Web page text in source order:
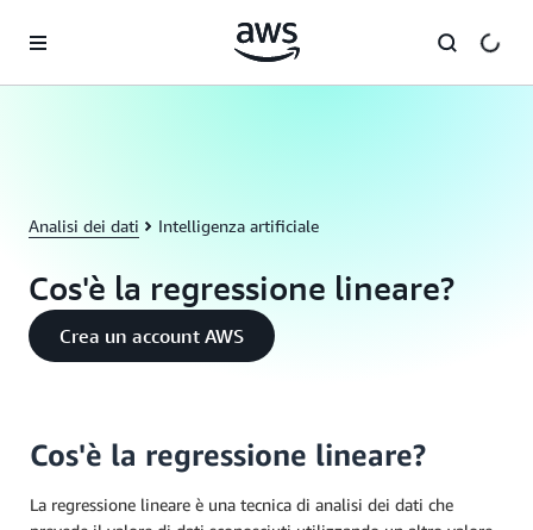
Analisi dei dati Intelligenza artificiale
Cos'è la regressione lineare?
Crea un account AWS
Cos'è la regressione lineare?
La regressione lineare è una tecnica di analisi dei dati che